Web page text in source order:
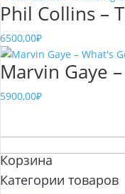
Phil Collins –
6500,00₽
Marvin Gaye
5900,00₽
Корзина
Категории товаров